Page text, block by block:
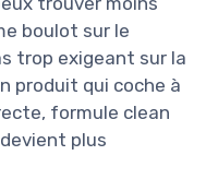
boulot sur le
trop exigeant sur la
produit qui coche à
formule clean
plus